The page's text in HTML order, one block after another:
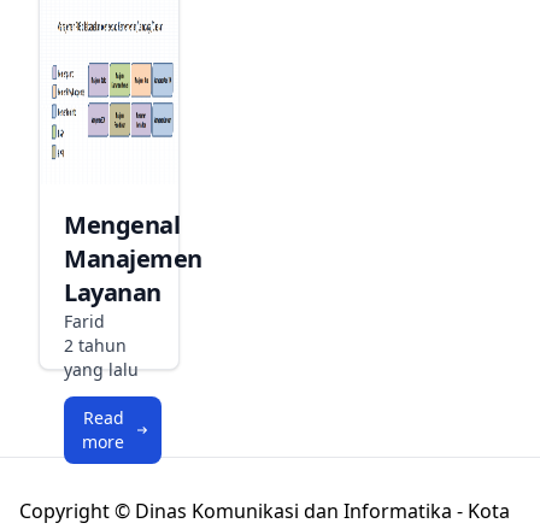
Mengenal
Manajemen
Layanan
Farid
2 tahun
yang lalu
Read
more
Copyright © Dinas Komunikasi dan Informatika - Kota